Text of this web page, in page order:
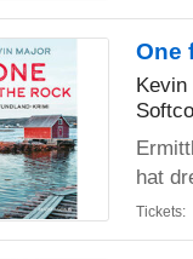
One
Kevin
hat
Tickets: